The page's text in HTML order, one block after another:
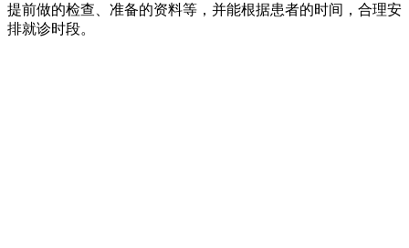
提前做的检查、准备的资料等，并能根据患者的时间，合理安
排就诊时段。